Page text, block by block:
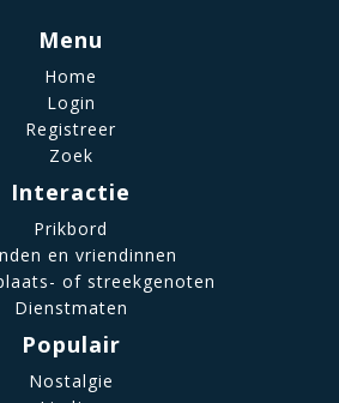
Menu
Home
Login
Registreer
Zoek
Interactie
Prikbord
en vriendinnen
of streekgenoten
Dienstmaten
Populair
Nostalgie